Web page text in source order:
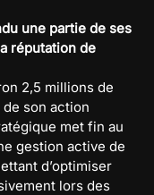
une partie de ses
réputation de
2,5 millions de
son action
met fin au
gestion active de
d’optimiser
lors des